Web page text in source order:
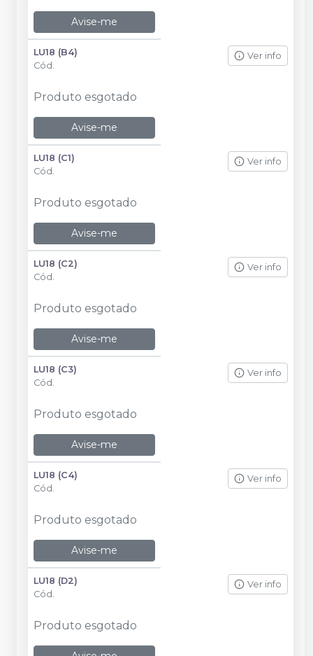
Avise-me
LU18 (B4)
Cód.
Ver info
Produto esgotado
Avise-me
LU18 (C1)
Cód.
Ver info
Produto esgotado
Avise-me
LU18 (C2)
Cód.
Ver info
Produto esgotado
Avise-me
LU18 (C3)
Cód.
Ver info
Produto esgotado
Avise-me
LU18 (C4)
Cód.
Ver info
Produto esgotado
Avise-me
LU18 (D2)
Cód.
Ver info
Produto esgotado